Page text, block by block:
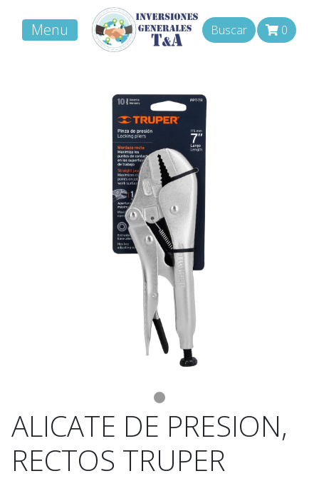
Menu Buscar 0
ALICATE DE PRESION,
RECTOS TRUPER